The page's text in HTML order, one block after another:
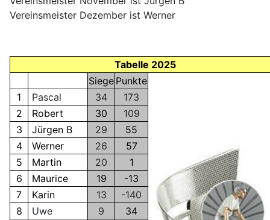
Vereinsmeister Dezember ist Werner
Tabelle 2025
Siege Punkte
1
Pascal 34
173
2
Robert 30
109
3
Jürgen B 29
55
4
Werner 26
57
5
Martin 20
1
6
Maurice 19
-13
7
Karin 13
-140
8
Uwe 9
34